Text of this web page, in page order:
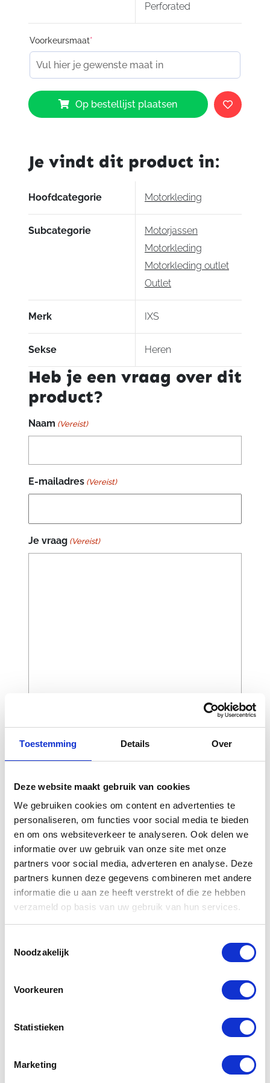
Toestemming Details Over
Deze website maakt gebruik van cookies
We gebruiken cookies om content en advertenties te
personaliseren, om functies voor social media te bieden
en om ons websiteverkeer te analyseren. Ook delen we
informatie over uw gebruik van onze site met onze
partners voor social media, adverteren en analyse. Deze
partners kunnen deze gegevens combineren met andere
informatie die u aan ze heeft verstrekt of die ze hebben
verzameld op basis van uw gebruik van hun services.
Noodzakelijk
Voorkeuren
Statistieken
Marketing
Perforated
Voorkeursmaat*
IXS
RS
600
LD
Jacket
Op bestellijst plaatsen
Je vindt dit product in:
Hoofdcategorie Motorkleding
Subcategorie
Motorjassen
Motorkleding
Motorkleding outlet
Outlet
Merk IXS
Sekse Heren
Heb je een vraag over dit
product?
Naam (Vereist)
E-mailadres (Vereist)
Je vraag (Vereist)
CAPTCHA
Gerelateerde
producten